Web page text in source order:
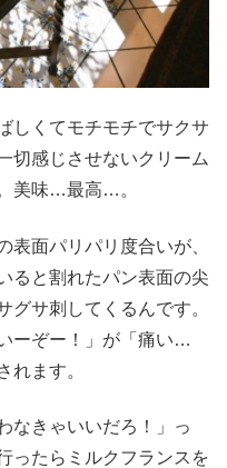
しくてモチモチでサクサ
切感じさせないクリーム
美味…最高…。
面パリパリ度合いが、
ると割れたパン表面の尖
グサ刺してくるんです。
ーぞー！」が「痛い…
れます。
なきゃいいだろ！」っ
たらミルクフランスを